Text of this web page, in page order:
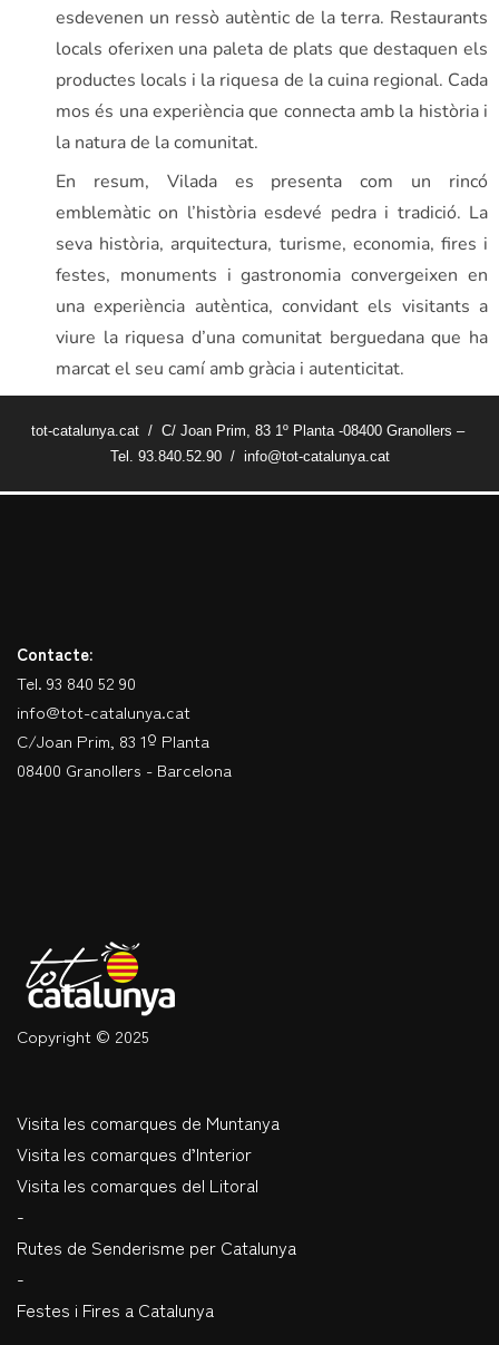
esdevenen un ressò autèntic de la terra. Restaurants
locals oferixen una paleta de plats que destaquen els
productes locals i la riquesa de la cuina regional. Cada
mos és una experiència que connecta amb la història i
la natura de la comunitat.
En resum, Vilada es presenta com un rincó
emblemàtic on l’història esdevé pedra i tradició. La
seva història, arquitectura, turisme, economia, fires i
festes, monuments i gastronomia convergeixen en
una experiència autèntica, convidant els visitants a
viure la riquesa d’una comunitat berguedana que ha
marcat el seu camí amb gràcia i autenticitat.
tot-catalunya.cat / C/ Joan Prim, 83 1º Planta -08400 Granollers –
Tel. 93.840.52.90 / info@tot-catalunya.cat
Contacte:
Tel. 93 840 52 90
info@tot-catalunya.cat
C/Joan Prim, 83 1º Planta
08400 Granollers - Barcelona
Copyright © 2025
Visita les comarques de Muntanya
Visita les comarques d’Interior
Visita les comarques del Litoral
-
Rutes de Senderisme per Catalunya
-
Festes i Fires a Catalunya